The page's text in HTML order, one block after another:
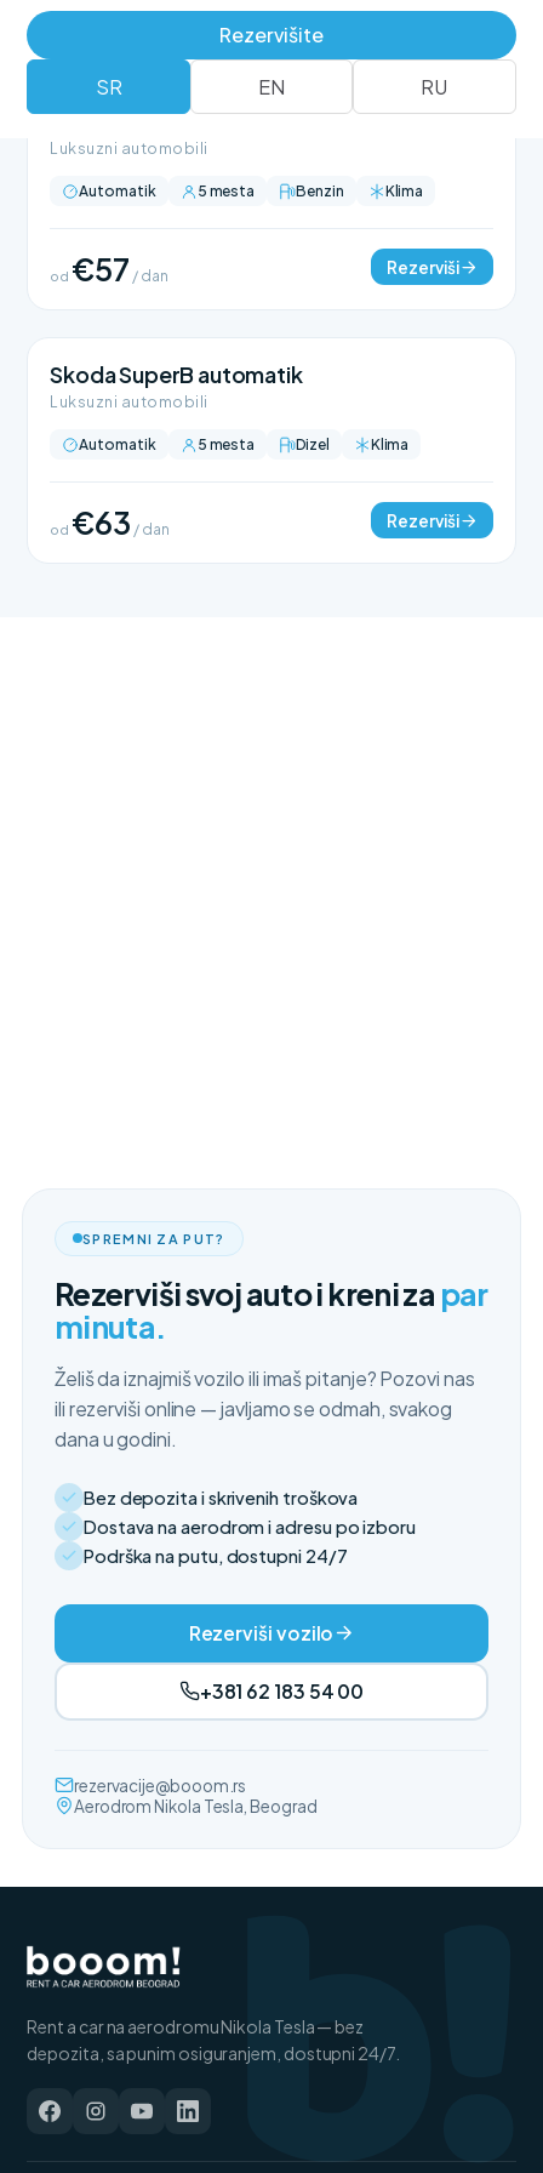
Rezervišite
SR EN RU
BMW 318 automatik
Luksuzni automobili
Automatik 5 mesta Benzin Klima
od €57 / dan Rezerviši
Skoda SuperB automatik
Luksuzni automobili
Automatik 5 mesta Dizel Klima
od €63 / dan Rezerviši
SPREMNI ZA PUT?
Rezerviši svoj auto i kreni za par
minuta.
Želiš da iznajmiš vozilo ili imaš pitanje? Pozovi nas
ili rezerviši online — javljamo se odmah, svakog
dana u godini.
Bez depozita i skrivenih troškova
Dostava na aerodrom i adresu po izboru
Podrška na putu, dostupni 24/7
Rezerviši vozilo
+381 62 183 54 00
rezervacije@booom.rs
Aerodrom Nikola Tesla, Beogradb!
Rent a car na aerodromu Nikola Tesla — bez
depozita, sa punim osiguranjem, dostupni 24/7.